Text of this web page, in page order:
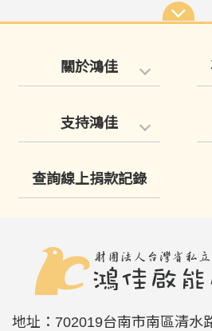
關於鴻佳
支持鴻佳
查詢線上捐款記錄
地址： 702019台南市南區清水